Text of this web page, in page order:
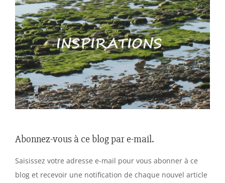
Abonnez-vous à ce blog par e-mail.
Saisissez votre adresse e-mail pour vous abonner à ce
blog et recevoir une notification de chaque nouvel article